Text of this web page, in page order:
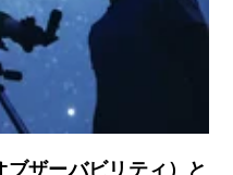
ザーバビリティ）と